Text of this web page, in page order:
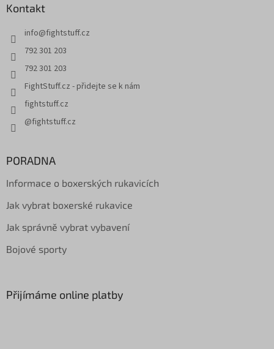
Kontakt
info@fightstuff.cz
792 301 203
792 301 203
FightStuff.cz - přidejte se k nám
fightstuff.cz
@fightstuff.cz
PORADNA
Informace o boxerských rukavicích
Jak vybrat boxerské rukavice
Jak správně vybrat vybavení
Bojové sporty
Přijímáme online platby